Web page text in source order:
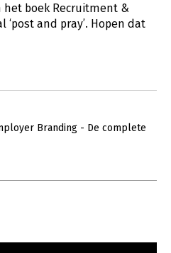
boek Recruitment &
and pray’. Hopen dat
Branding - De complete